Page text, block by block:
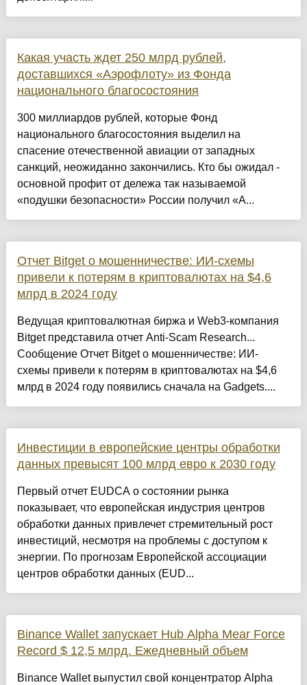
Какая участь ждет 250 млрд рублей,
доставшихся «Аэрофлоту» из Фонда
национального благосостояния
300 миллиардов рублей, которые Фонд
национального благосостояния выделил на
спасение отечественной авиации от западных
санкций, неожиданно закончились. Кто бы ожидал -
основной профит от дележа так называемой
«подушки безопасности» России получил «А...
Отчет Bitget о мошенничестве: ИИ-схемы
привели к потерям в криптовалютах на $4,6
млрд в 2024 году
Ведущая криптовалютная биржа и Web3-компания
Bitget представила отчет Anti-Scam Research...
Сообщение Отчет Bitget о мошенничестве: ИИ-
схемы привели к потерям в криптовалютах на $4,6
млрд в 2024 году появились сначала на Gadgets....
Инвестиции в европейские центры обработки
данных превысят 100 млрд евро к 2030 году
Первый отчет EUDCA о состоянии рынка
показывает, что европейская индустрия центров
обработки данных привлечет стремительный рост
инвестиций, несмотря на проблемы с доступом к
энергии. По прогнозам Европейской ассоциации
центров обработки данных (EUD...
Binance Wallet запускает Hub Alpha Mear Force
Record $ 12,5 млрд. Ежедневный объем
Binance Wallet выпустил свой концентратор Alpha